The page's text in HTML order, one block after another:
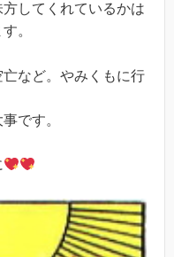
してくれているかは
。
など。やみくもに行
です。